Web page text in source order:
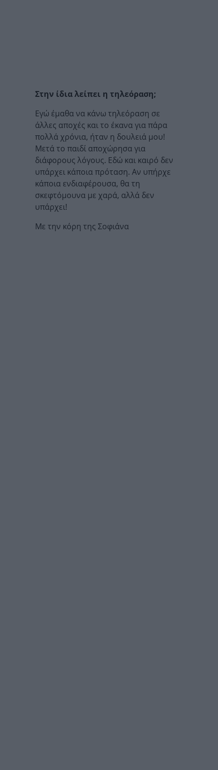
Στην ίδια λείπει η τηλεόραση;
Εγώ έμαθα να κάνω τηλεόραση σε
άλλες αποχές και το έκανα για πάρα
πολλά χρόνια, ήταν η δουλειά μου!
Μετά το παιδί αποχώρησα για
διάφορους λόγους. Εδώ και καιρό δεν
υπάρχει κάποια πρόταση. Αν υπήρχε
κάποια ενδιαφέρουσα, θα τη
σκεφτόμουνα με χαρά, αλλά δεν
υπάρχει!
Mε την κόρη της Σοφιάνα